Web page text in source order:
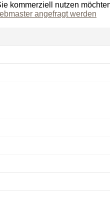
kommerziell nutzen
angefragt werden